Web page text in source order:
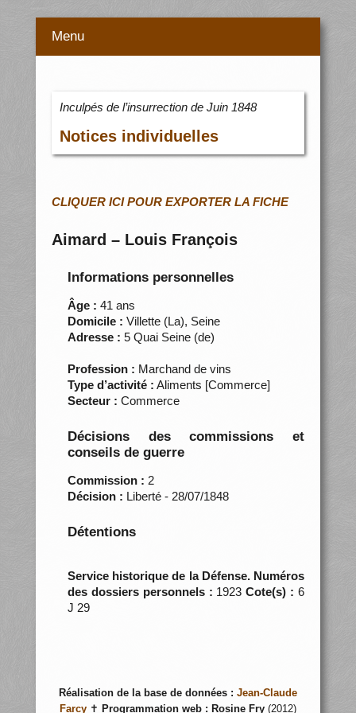
Menu
Inculpés de l’insurrection de Juin 1848
Notices individuelles
CLIQUER ICI POUR EXPORTER LA FICHE
Aimard – Louis François
Informations personnelles
Âge : 41 ans
Domicile : Villette (La), Seine
Adresse : 5 Quai Seine (de)
Profession : Marchand de vins
Type d’activité : Aliments [Commerce]
Secteur : Commerce
Décisions des commissions et
conseils de guerre
Commission : 2
Décision : Liberté - 28/07/1848
Détentions
Service historique de la Défense. Numéros
des dossiers personnels : 1923Cote(s) : 6
J 29
Réalisation de la base de données : Jean-Claude
Farcy ✝ Programmation web : Rosine Fry (2012)